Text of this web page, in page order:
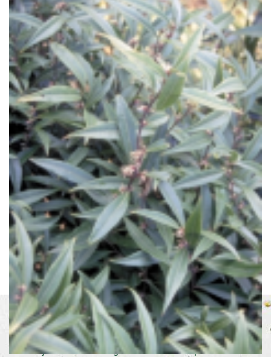
Sarcococca
Sarcococca hookeriana 'Purple Stem'
Inschrijven voor onze nieuwsbrief
Meld je aan en ontvang maximaal 1 keer per maand de